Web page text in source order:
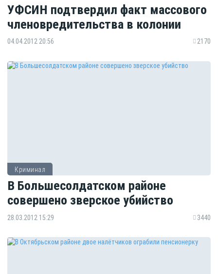
УФСИН подтвердил факт массового
членовредительства в колонии
04.04.2012 20:56 2170
Криминал
В Большесолдатском районе
совершено зверское убийство
28.03.2012 15:29 3440